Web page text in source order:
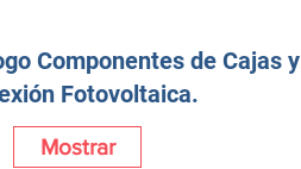
Componentes de Cajas y
Fotovoltaica.
Mostrar